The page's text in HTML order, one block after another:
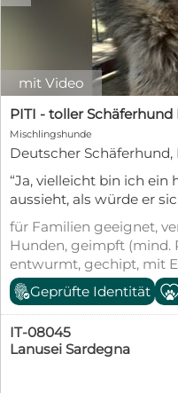
mit Video
PITI - toller Schäferhund
Mischlingshunde
Deutscher Schäferhund,
“Ja, vielleicht bin ich ein
aussieht, als würde er
Locken legen und die
ehrlich: mein Aussehen
dass ich am Leben bin,
wenn es einen
die mir all das beibringt,
lernen konnte, und die
bisher noch nicht sehen
außen und von innen
Er ist mit jedem
genießt sämtliche
für Familien geeignet,
Hunden, geimpft (mind.
entwurmt, gechipt, mit
dem Tierheim,
Geprüfte Identität
IT-08045
Lanusei Sardegna